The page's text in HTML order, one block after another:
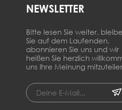
NEWSLETTER
Bitte lesen Sie weiter,
Sie auf dem Laufenden,
abonnieren Sie uns und wir
heißen Sie herzlich
uns Ihre Meinung